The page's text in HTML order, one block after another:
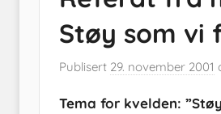
Støy som vi
Publisert 29. november 2001
Tema for kvelden: